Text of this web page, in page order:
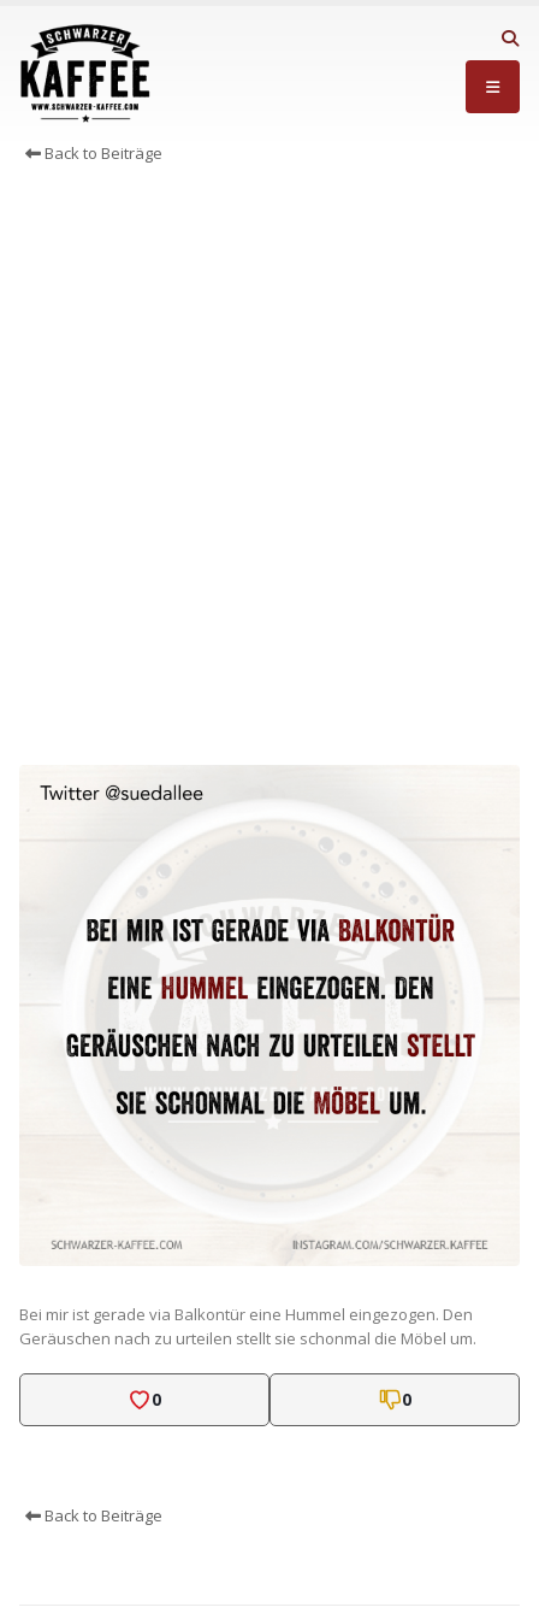
Back to Beiträge
Bei mir ist gerade via Balkontür eine Hummel eingezogen. Den
Geräuschen nach zu urteilen stellt sie schonmal die Möbel um.
0 0
Back to Beiträge